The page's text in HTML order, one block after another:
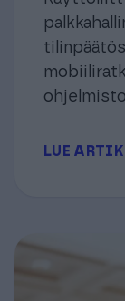
LUE